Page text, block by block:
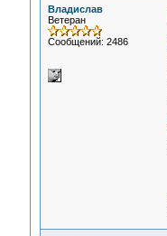
Владислав
Ветеран
Сообщений: 2486